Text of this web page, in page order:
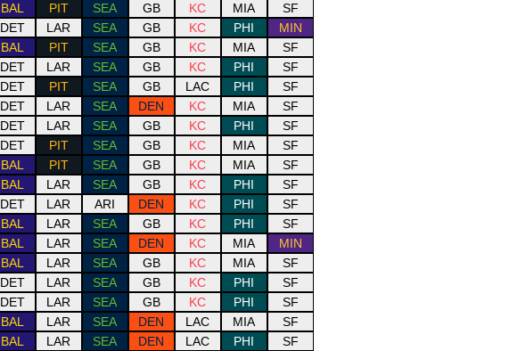
BAL PIT SEA GB KC MIA SF
DET LAR SEA GB KC PHI MIN
BAL PIT SEA GB KC MIA SF
DET LAR SEA GB KC PHI SF
DET PIT SEA GB LAC PHI SF
DET LAR SEA DEN KC MIA SF
DET LAR SEA GB KC PHI SF
DET PIT SEA GB KC MIA SF
BAL PIT SEA GB KC MIA SF
BAL LAR SEA GB KC PHI SF
DET LAR ARI DEN KC PHI SF
BAL LAR SEA GB KC PHI SF
BAL LAR SEA DEN KC MIA MIN
BAL LAR SEA GB KC MIA SF
DET LAR SEA GB KC PHI SF
DET LAR SEA GB KC PHI SF
BAL LAR SEA DEN LAC MIA SF
BAL LAR SEA DEN LAC PHI SF